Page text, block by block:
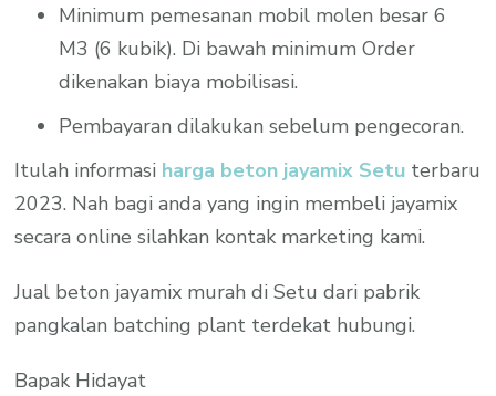
Minimum pemesanan mobil molen besar 6
M3 (6 kubik). Di bawah minimum Order
dikenakan biaya mobilisasi.
Pembayaran dilakukan sebelum pengecoran.
Itulah informasi harga beton jayamix Setu terbaru
2023. Nah bagi anda yang ingin membeli jayamix
secara online silahkan kontak marketing kami.
Jual beton jayamix murah di Setu dari pabrik
pangkalan batching plant terdekat hubungi.
Bapak Hidayat